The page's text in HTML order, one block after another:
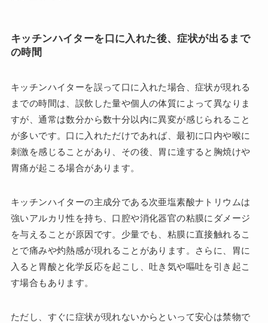
キッチンハイターを口に入れた後、症状が出るまで
の時間
キッチンハイターを誤って口に入れた場合、症状が現れる
までの時間は、誤飲した量や個人の体質によって異なりま
すが、通常は数分から数十分以内に異変が感じられること
が多いです。口に入れただけであれば、最初に口内や喉に
刺激を感じることがあり、その後、胃に達すると胸焼けや
胃痛が起こる場合があります。
キッチンハイターの主成分である次亜塩素酸ナトリウムは
強いアルカリ性を持ち、口腔や消化器官の粘膜にダメージ
を与えることが原因です。少量でも、粘膜に直接触れるこ
とで痛みや灼熱感が現れることがあります。さらに、胃に
入ると胃酸と化学反応を起こし、吐き気や嘔吐を引き起こ
す場合もあります。
ただし、すぐに症状が現れないからといって安心は禁物で